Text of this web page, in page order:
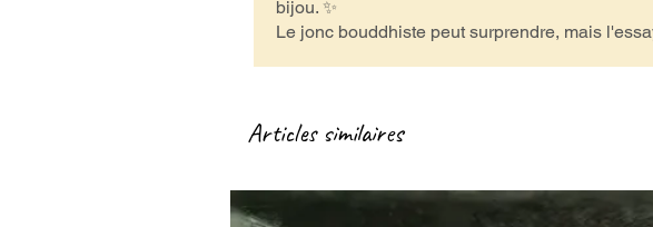
bijou. ✨
Le jonc bouddhiste peut surprendre, mais
Articles similaires